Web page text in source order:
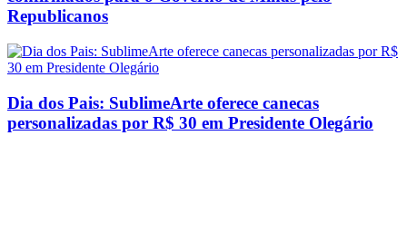
Republicanos
Dia dos Pais: SublimeArte oferece canecas
personalizadas por R$ 30 em Presidente Olegário